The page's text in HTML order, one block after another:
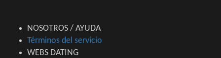
NOSOTROS / AYUDA
Términos del servicio
WEBS DATING